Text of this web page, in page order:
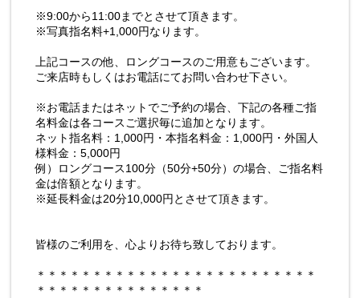
※9:00から11:00までとさせて頂きます。
※写真指名料+1,000円なります。
上記コースの他、ロングコースのご用意もございます。
ご来店時もしくはお電話にてお問い合わせ下さい。
※お電話またはネットでご予約の場合、下記の各種ご指
名料金は各コースご選択毎に追加となります。
ネット指名料：1,000円・本指名料金：1,000円・外国人
様料金：5,000円
例）ロングコース100分（50分+50分）の場合、ご指名料
金は倍額となります。
※延長料金は20分10,000円とさせて頂きます。
皆様のご利用を、心よりお待ち致しております。
＊＊＊＊＊＊＊＊＊＊＊＊＊＊＊＊＊＊＊＊＊＊＊＊＊
＊＊＊＊＊＊＊＊＊＊＊＊＊＊＊